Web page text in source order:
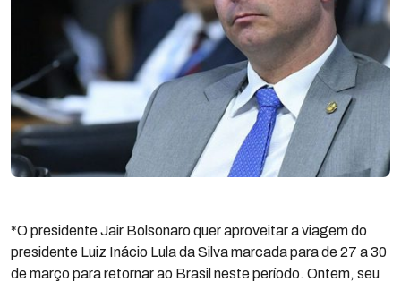
*O presidente Jair Bolsonaro quer aproveitar a viagem do
presidente Luiz Inácio Lula da Silva marcada para de 27 a 30
de março para retornar ao Brasil neste período. Ontem, seu